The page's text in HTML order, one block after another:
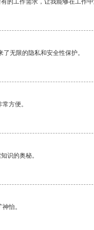
的工作需求，让我能够在工作中
无限的隐私和安全性保护。
方便。
识的奥秘。
怡。